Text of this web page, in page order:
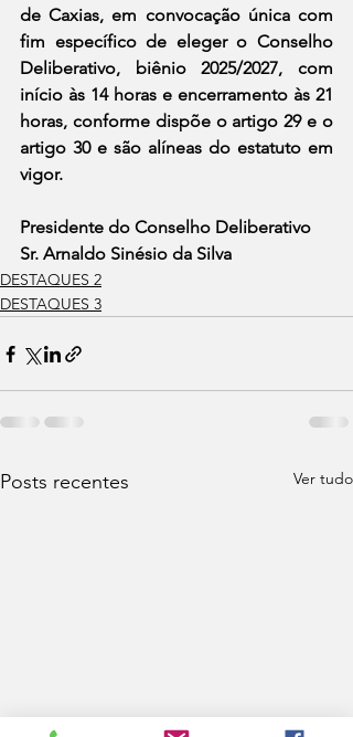
de Caxias, em convocação única com
fim específico de eleger o Conselho
Deliberativo, biênio 2025/2027, com
início às 14 horas e encerramento às 21
horas, conforme dispõe o artigo 29 e o
artigo 30 e são alíneas do estatuto em
vigor.
Presidente do Conselho Deliberativo
Sr. Arnaldo Sinésio da Silva
DESTAQUES 2
DESTAQUES 3
Posts recentes Ver tudo